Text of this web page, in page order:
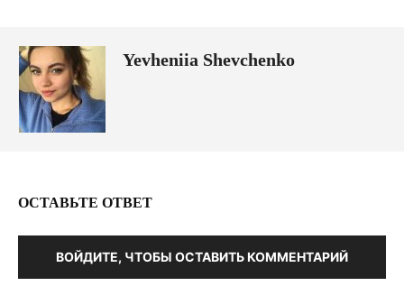
Yevheniia Shevchenko
ОСТАВЬТЕ ОТВЕТ
ВОЙДИТЕ, ЧТОБЫ ОСТАВИТЬ КОММЕНТАРИЙ